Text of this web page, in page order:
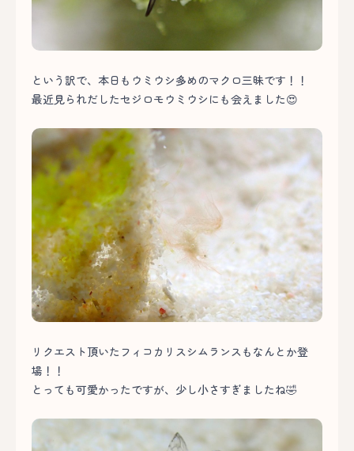
という訳で、本日もウミウシ多めのマクロ三昧です！！
最近見られだしたセジロモウミウシにも会えました😍
リクエスト頂いたフィコカリスシムランスもなんとか登
場！！
とっても可愛かったですが、少し小さすぎましたね🤣